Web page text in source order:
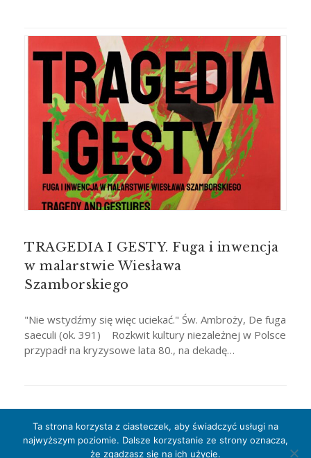
TRAGEDIA I GESTY. Fuga i inwencja
w malarstwie Wiesława
Szamborskiego
"Nie wstydźmy się więc uciekać." Św. Ambroży, De fuga
saeculi (ok. 391) Rozkwit kultury niezależnej w Polsce
przypadł na kryzysowe lata 80., na dekadę…
Ta strona korzysta z ciasteczek, aby świadczyć usługi na
najwyższym poziomie. Dalsze korzystanie ze strony oznacza,
że zgadzasz się na ich użycie.